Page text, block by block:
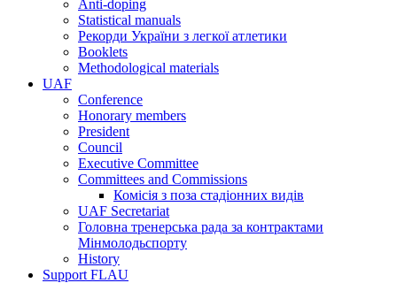
Anti-doping
Statistical manuals
Рекорди України з легкої атлетики
Booklets
Methodological materials
UAF
Conference
Honorary members
President
Council
Executive Committee
Committees and Commissions
Комісія з поза стадіонних видів
UAF Secretariat
Головна тренерська рада за контрактами
Мінмолодьспорту
History
Support FLAU